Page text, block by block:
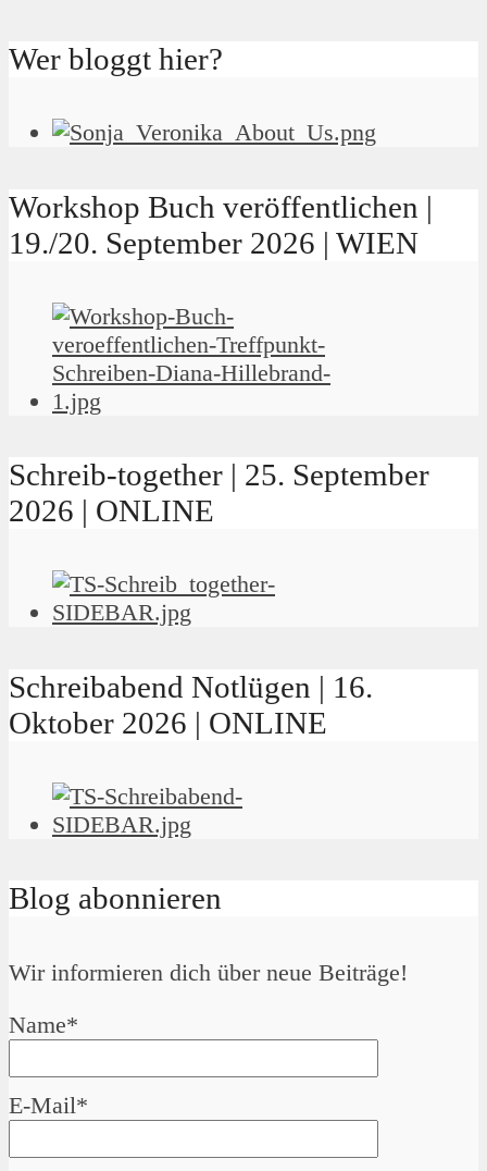
Wer bloggt hier?
Workshop Buch veröffentlichen |
19./20. September 2026 | WIEN
Schreib-together | 25. September
2026 | ONLINE
Schreibabend Notlügen | 16.
Oktober 2026 | ONLINE
Blog abonnieren
Wir informieren dich über neue Beiträge!
Name*
E-Mail*